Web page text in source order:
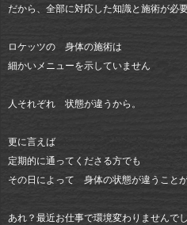
だから、全部に対応した知識と施術が必要
ロケッツの 身体の施術は
細かいメニューを示していません
人それぞれ 状態が違うから。
更に言えば
定期的に通ってくださる方でも
その日によって 身体の状態が違うことが
あれ？最近お仕事で環境変わりませんで